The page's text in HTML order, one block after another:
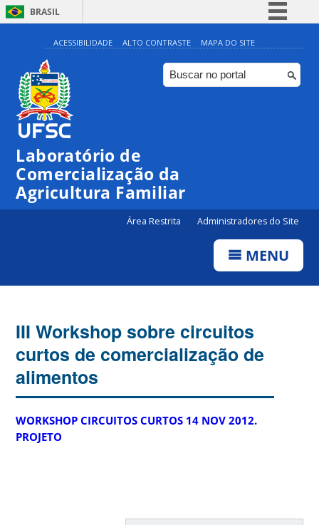
BRASIL
Simplifique!
Comunica BR
Participe
ACESSIBILIDADE ALTO CONTRASTE MAPA DO SITE
Laboratório de
Comercialização da
Agricultura Familiar
Área Restrita Administradores do Site
MENU
III Workshop sobre circuitos
curtos de comercialização de
alimentos
WORKSHOP CIRCUITOS CURTOS 14 NOV 2012.
PROJETO